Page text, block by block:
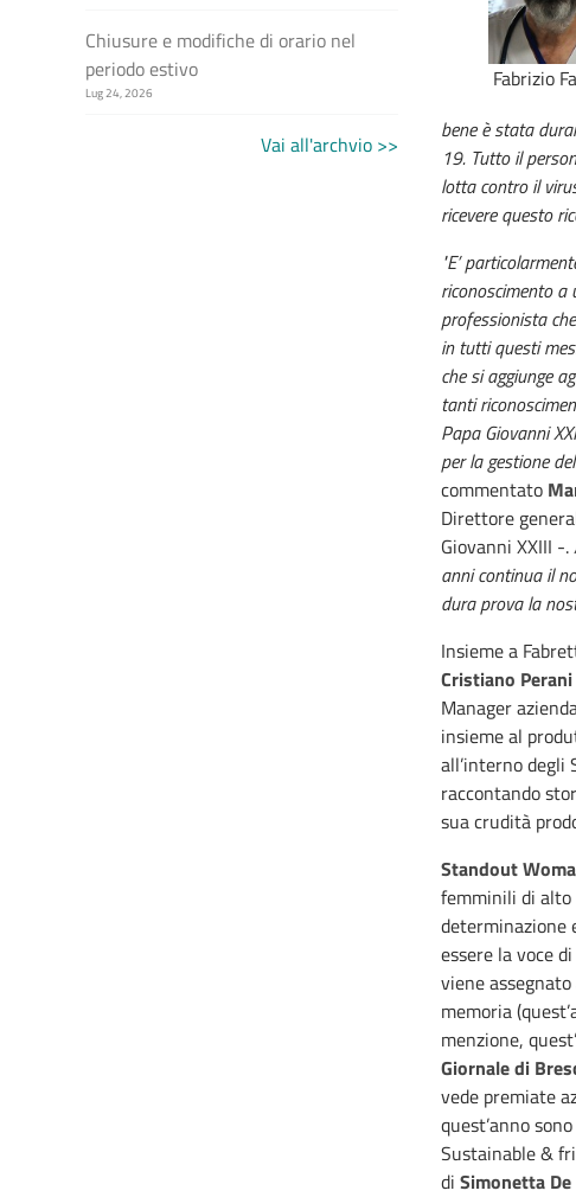
Fabrizio
bene è stata
19. Tutto il
lotta contro il
ricevere questo
"E’
riconoscimento a
professionista
in tutti questi
che si aggiunge
tanti
Papa Giovanni
per la gestione
commentato
Direttore
Giovanni XXIII -.
anni continua il
dura prova la
Insieme a
Cristiano Perani
Manager
insieme al
all’interno degli
raccontando
sua crudità
Standout
femminili di alto
determinazione
essere la voce
viene
memoria
menzione,
Giornale di
vede premiate
quest’anno sono
Sustainable &
di Simonetta
Chiusure e modifiche di orario nel
periodo estivo
Lug 24, 2026
Vai all'archvio >>